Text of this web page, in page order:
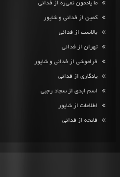
ما یادمون نمی‌ره از فدائی
کمین از فدائی و شاپور
بالاست از فدائی
تهران از فدائی
فراموشی از فدائی و شاپور
یادگاری از فدائی
اسم ابدی از سجاد رجبی
اطلاعات از شاپور
فاتحه از فدائی